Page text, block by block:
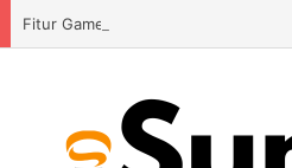
Fitur Gameplay Baru EA Sports FC